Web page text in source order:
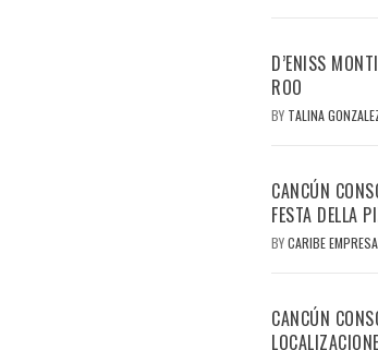
D’ENISS
ROO
BY TALINA
CANCÚN
FESTA DELLA
BYCARIBE
CANCÚN